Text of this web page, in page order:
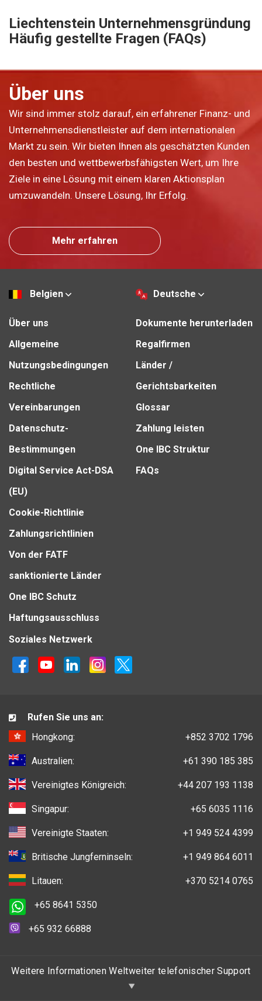
Liechtenstein Unternehmensgründung
Häufig gestellte Fragen (FAQs)
Über uns
Wir sind immer stolz darauf, ein erfahrener Finanz- und
Unternehmensdienstleister auf dem internationalen
Markt zu sein. Wir bieten Ihnen als geschätzten Kunden
den besten und wettbewerbsfähigsten Wert, um Ihre
Ziele in eine Lösung mit einem klaren Aktionsplan
umzuwandeln. Unsere Lösung, Ihr Erfolg.
Mehr erfahren
Belgien Deutsche
Über uns
Allgemeine
Nutzungsbedingungen
Rechtliche
Vereinbarungen
Datenschutz-
Bestimmungen
Digital Service Act-DSA
(EU)
Cookie-Richtlinie
Zahlungsrichtlinien
Von der FATF
sanktionierte Länder
One IBC Schutz
Haftungsausschluss
Dokumente herunterladen
Regalfirmen
Länder /
Gerichtsbarkeiten
Glossar
Zahlung leisten
One IBC Struktur
FAQs
Soziales Netzwerk
Rufen Sie uns an:
Hongkong:
+852 3702 1796
Australien: +61 390 185 385
Vereinigtes Königreich: +44 207 193 1138
Singapur: +65 6035 1116
Vereinigte Staaten: +1 949 524 4399
Britische Jungferninseln: +1 949 864 6011
Litauen: +370 5214 0765
+65 8641 5350
+65 932 66888
Weitere Informationen Weltweiter telefonischer Support